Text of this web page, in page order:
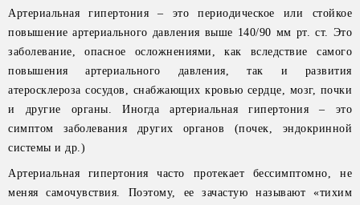
Артериальная гипертония – это периодическое или стойкое
повышение артериального давления выше 140/90 мм рт. ст. Это
заболевание, опасное осложнениями, как вследствие самого
повышения артериального давления, так и развития
атеросклероза сосудов, снабжающих кровью сердце, мозг, почки
и другие органы. Иногда артериальная гипертония – это
симптом заболевания других органов (почек, эндокринной
системы и др.)
Артериальная гипертония часто протекает бессимптомно, не
меняя самочувствия. Поэтому, ее зачастую называют «тихим